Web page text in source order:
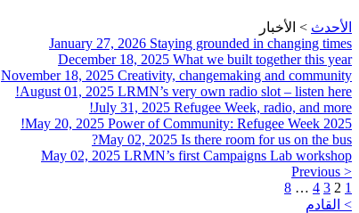
الأحدث > الأخبار
January 27, 2026 Staying grounded in changing times
December 18, 2025 What we built together this year
November 18, 2025 Creativity, changemaking and community
August 01, 2025 LRMN’s very own radio slot – listen here!
July 31, 2025 Refugee Week, radio, and more!
May 20, 2025 Power of Community: Refugee Week 2025!
May 02, 2025 Is there room for us on the bus?
May 02, 2025 LRMN’s first Campaigns Lab workshop
< Previous
1
2
3
4
…
8
> القادم